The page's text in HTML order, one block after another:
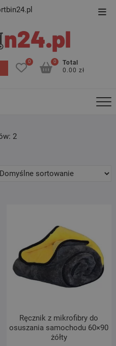
0
Total
0.00 zł
0
2
Ręcznik z mikrofibry do
osuszania samochodu 60×90
żółty